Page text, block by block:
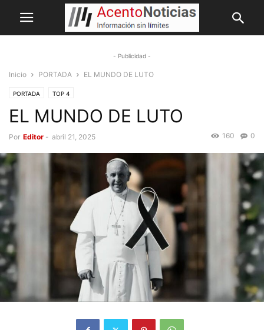
- Publicidad -
Inicio PORTADA EL MUNDO DE LUTO
PORTADA TOP 4
EL MUNDO DE LUTO
Por Editor - abril 21, 2025 0
160